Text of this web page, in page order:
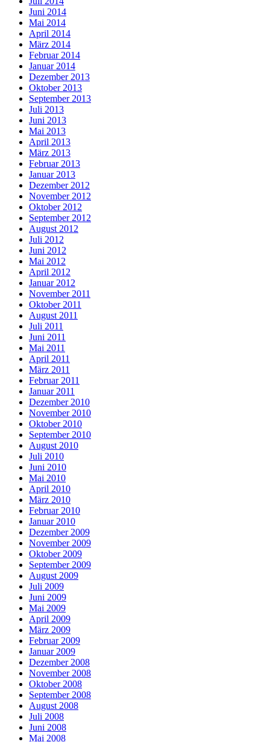
Juni 2014
Mai 2014
April 2014
März 2014
Februar 2014
Januar 2014
Dezember 2013
Oktober 2013
September 2013
Juli 2013
Juni 2013
Mai 2013
April 2013
März 2013
Februar 2013
Januar 2013
Dezember 2012
November 2012
Oktober 2012
September 2012
August 2012
Juli 2012
Juni 2012
Mai 2012
April 2012
Januar 2012
November 2011
Oktober 2011
August 2011
Juli 2011
Juni 2011
Mai 2011
April 2011
März 2011
Februar 2011
Januar 2011
Dezember 2010
November 2010
Oktober 2010
September 2010
August 2010
Juli 2010
Juni 2010
Mai 2010
April 2010
März 2010
Februar 2010
Januar 2010
Dezember 2009
November 2009
Oktober 2009
September 2009
August 2009
Juli 2009
Juni 2009
Mai 2009
April 2009
März 2009
Februar 2009
Januar 2009
Dezember 2008
November 2008
Oktober 2008
September 2008
August 2008
Juli 2008
Juni 2008
Mai 2008